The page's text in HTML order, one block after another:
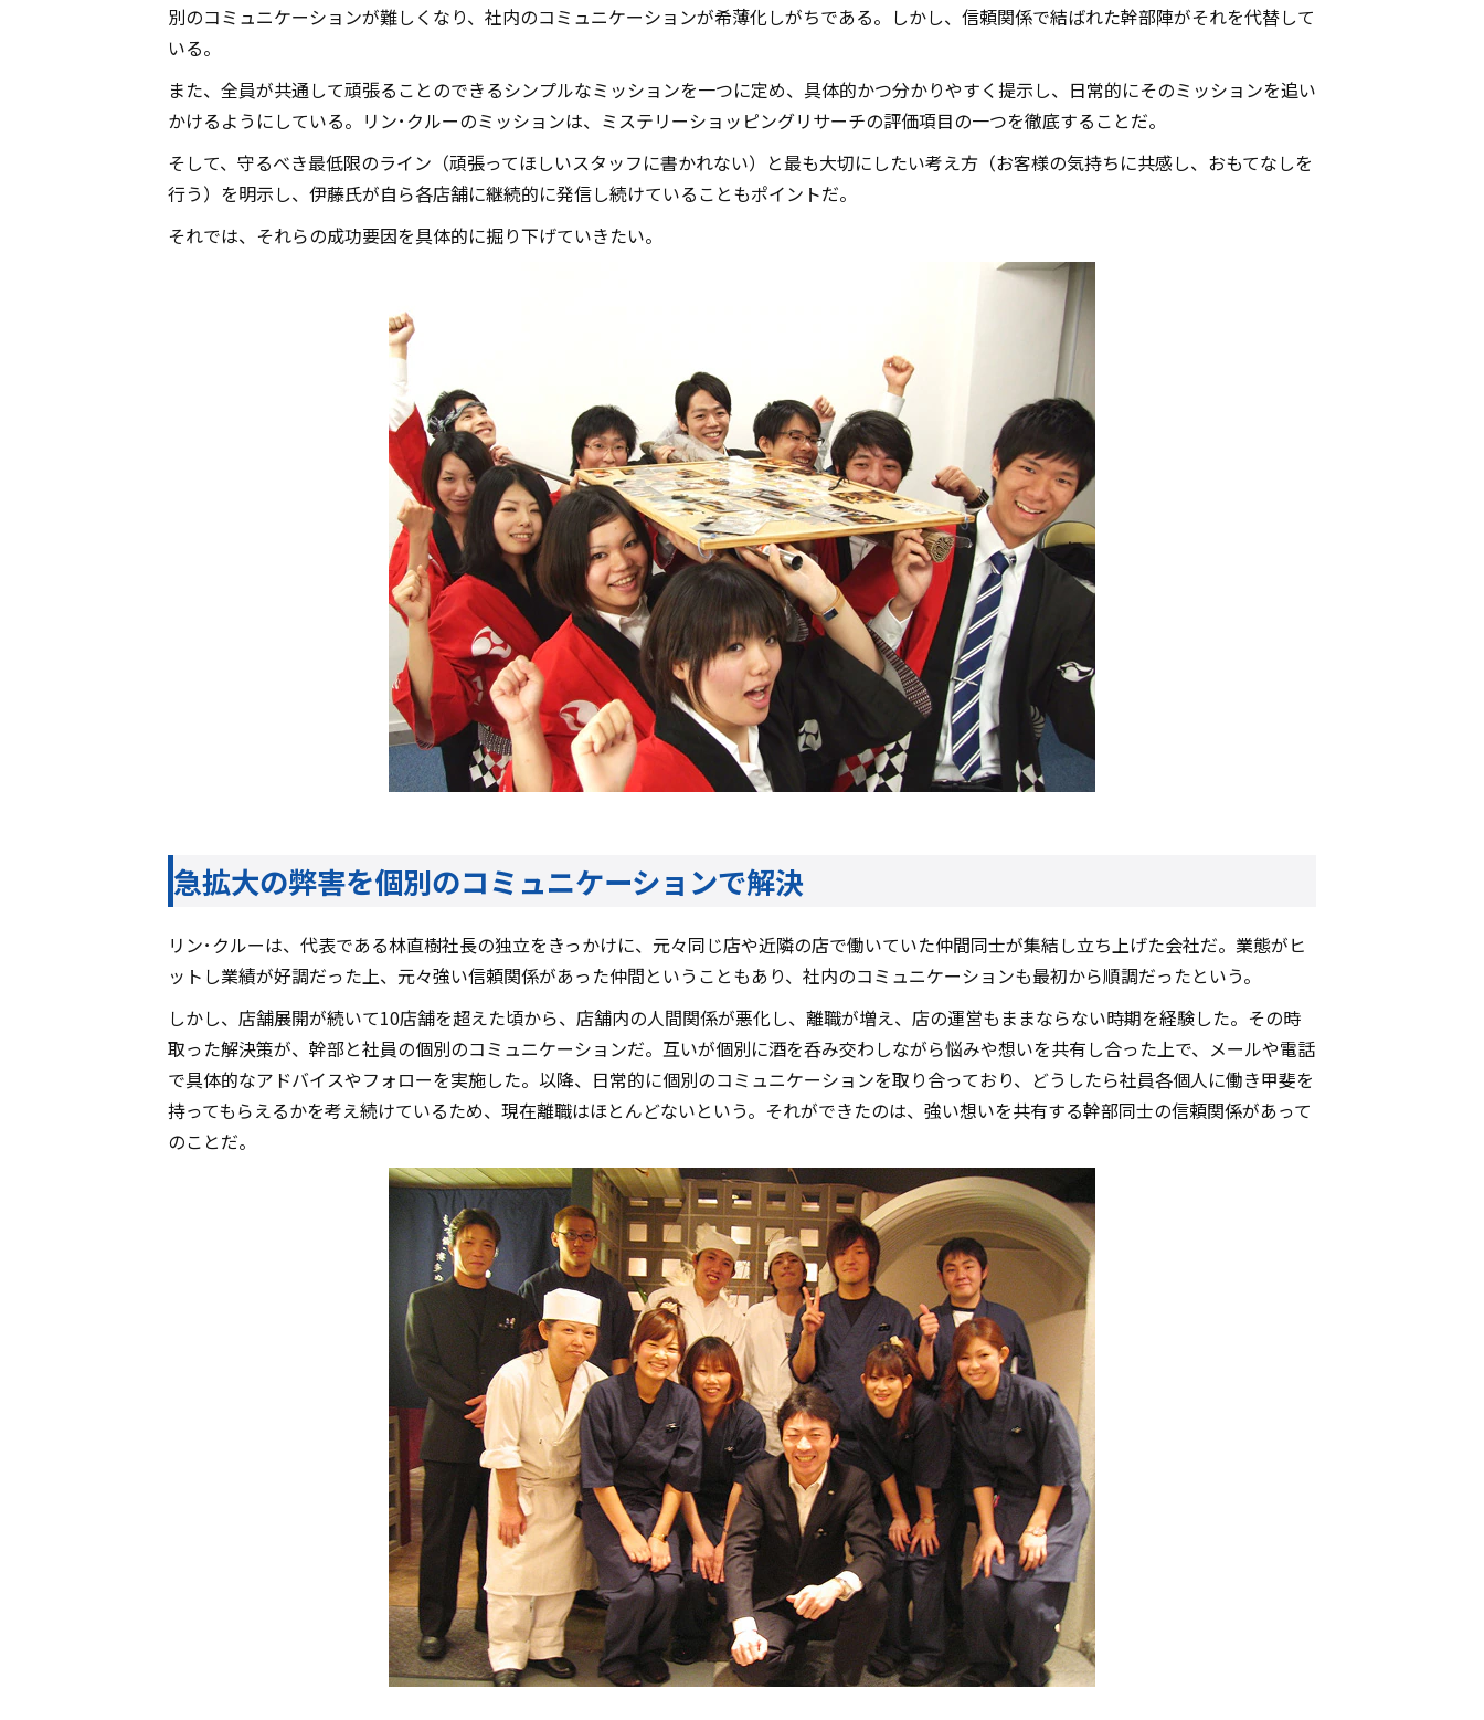
別のコミュニケーションが難しくなり、社内のコミュニケーションが希薄化しがちである。しかし、信頼関係で結ばれた幹部陣がそれを代替して
いる。
また、全員が共通して頑張ることのできるシンプルなミッションを一つに定め、具体的かつ分かりやすく提示し、日常的にそのミッションを追い
かけるようにしている。リン･クルーのミッションは、ミステリーショッピングリサーチの評価項目の一つを徹底することだ。
そして、守るべき最低限のライン（頑張ってほしいスタッフに書かれない）と最も大切にしたい考え方（お客様の気持ちに共感し、おもてなしを
行う）を明示し、伊藤氏が自ら各店舗に継続的に発信し続けていることもポイントだ。
それでは、それらの成功要因を具体的に掘り下げていきたい。
急拡大の弊害を個別のコミュニケーションで解決
リン･クルーは、代表である林直樹社長の独立をきっかけに、元々同じ店や近隣の店で働いていた仲間同士が集結し立ち上げた会社だ。業態がヒ
ットし業績が好調だった上、元々強い信頼関係があった仲間ということもあり、社内のコミュニケーションも最初から順調だったという。
しかし、店舗展開が続いて10店舗を超えた頃から、店舗内の人間関係が悪化し、離職が増え、店の運営もままならない時期を経験した。その時
取った解決策が、幹部と社員の個別のコミュニケーションだ。互いが個別に酒を呑み交わしながら悩みや想いを共有し合った上で、メールや電話
で具体的なアドバイスやフォローを実施した。以降、日常的に個別のコミュニケーションを取り合っており、どうしたら社員各個人に働き甲斐を
持ってもらえるかを考え続けているため、現在離職はほとんどないという。それができたのは、強い想いを共有する幹部同士の信頼関係があって
のことだ。